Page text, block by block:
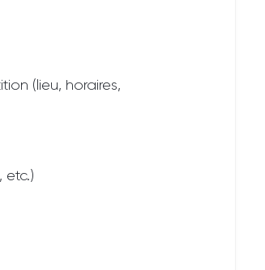
(lieu, horaires,
etc.)